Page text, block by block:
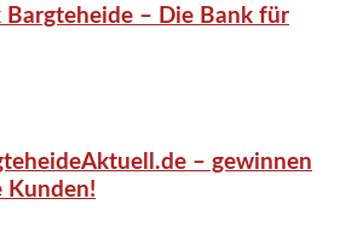
Bargteheide – Die Bank für
– gewinnen
Kunden!